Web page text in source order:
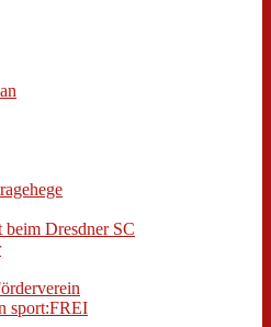
Dresdner SC
sport:FREI